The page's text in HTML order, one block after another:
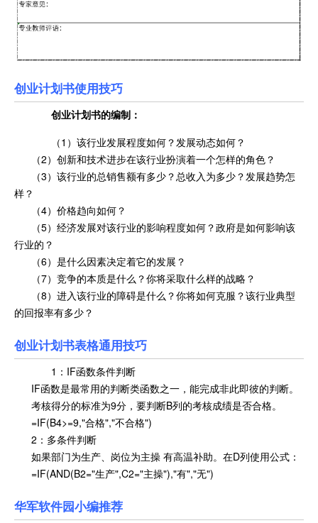
创业计划书使用技巧
创业计划书的编制：
（1）该行业发展程度如何？发展动态如何？
（2）创新和技术进步在该行业扮演着一个怎样的角色？
（3）该行业的总销售额有多少？总收入为多少？发展趋势怎
样？
（4）价格趋向如何？
（5）经济发展对该行业的影响程度如何？政府是如何影响该
行业的？
（6）是什么因素决定着它的发展？
（7）竞争的本质是什么？你将采取什么样的战略？
（8）进入该行业的障碍是什么？你将如何克服？该行业典型
的回报率有多少？
创业计划书表格通用技巧
1：IF函数条件判断
IF函数是最常用的判断类函数之一，能完成非此即彼的判断。
考核得分的标准为9分，要判断B列的考核成绩是否合格。
=IF(B4>=9,"合格","不合格")
2：多条件判断
如果部门为生产、岗位为主操 有高温补助。在D列使用公式：
=IF(AND(B2="生产",C2="主操"),"有","无")
华军软件园小编推荐